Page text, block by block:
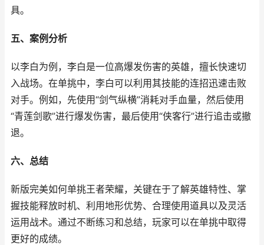
具。
五、案例分析
以李白为例，李白是一位高爆发伤害的英雄，擅长快速切
入战场。在单挑中，李白可以利用其技能的连招迅速击败
对手。例如，先使用“剑气纵横”消耗对手血量，然后使用
“青莲剑歌”进行爆发伤害，最后使用“侠客行”进行追击或撤
退。
六、总结
新版完美如何单挑王者荣耀，关键在于了解英雄特性、掌
握技能释放时机、利用地形优势、合理使用道具以及灵活
运用战术。通过不断练习和总结，玩家可以在单挑中取得
更好的成绩。